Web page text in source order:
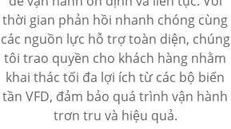
thời gian phản hồi nhanh chóng cùng
các nguồn lực hỗ trợ toàn diện, chúng
tôi trao quyền cho khách hàng nhằm
khai thác tối đa lợi ích từ các bộ biến
tần VFD, đảm bảo quá trình vận hành
trơn tru và hiệu quả.